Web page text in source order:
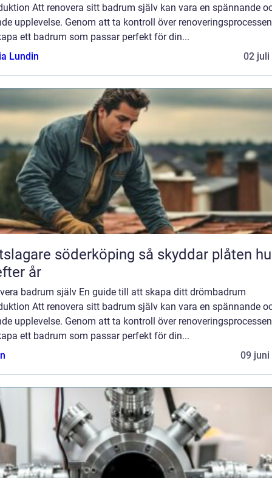
Att renovera sitt badrum själv kan vara en spännande
upplevelse. Genom att ta kontroll över
ett badrum som passar perfekt för din...
Lundin
02 juli
söderköping så skyddar plåten huset
år
badrum själv En guide till att skapa ditt drömbadrum
Att renovera sitt badrum själv kan vara en spännande
upplevelse. Genom att ta kontroll över
ett badrum som passar perfekt för din...
09 juni